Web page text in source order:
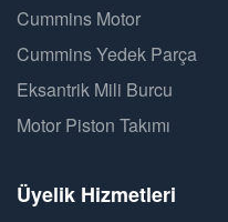
Cummins Motor
Cummins Yedek Parça
Eksantrik Mili Burcu
Motor Piston Takımı
Üyelik Hizmetleri